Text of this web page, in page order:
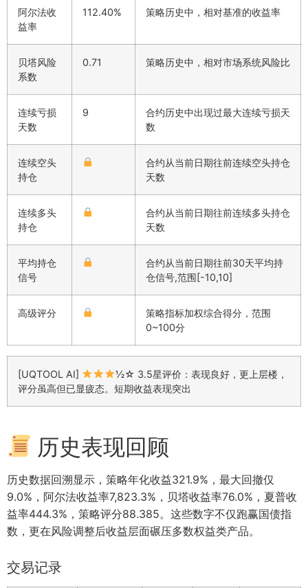
阿尔法收
益率
112.40% 策略历史中，相对基准的收益率
贝塔风险
系数
0.71 策略历史中，相对市场系统风险比
连续亏损
天数
9
合约历史中出现过最大连续亏损天
数
连续空头
持仓
合约从当前日期往前连续空头持仓
天数
连续多头
持仓
合约从当前日期往前连续多头持仓
天数
平均持仓
信号
合约从当前日期往前30天平均持
仓信号,范围[-10,10]
高级评分
策略指标加权综合得分，范围
0~100分
[UQTOOL AI]
½☆ 3.5星评价：表现良好，更上层楼，
评分虽高但已显疲态。短期收益表现突出
历史表现回顾
历史数据回溯显示，策略年化收益321.9%，最大回撤仅
9.0%，阿尔法收益率7,823.3%，贝塔收益率76.0%，夏普收
益率444.3%，策略评分88.385。这些数字不仅跑赢国债指
数，更在风险调整后收益层面碾压多数权益类产品。
交易记录